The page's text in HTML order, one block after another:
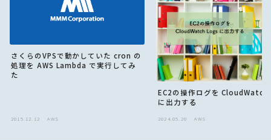
さくらのVPSで動かしていた cron の
処理を AWS Lambda で実行してみ
た
2015.12.12 AWS
EC2の操作ログを
に出力する
2024.05.20 AWS